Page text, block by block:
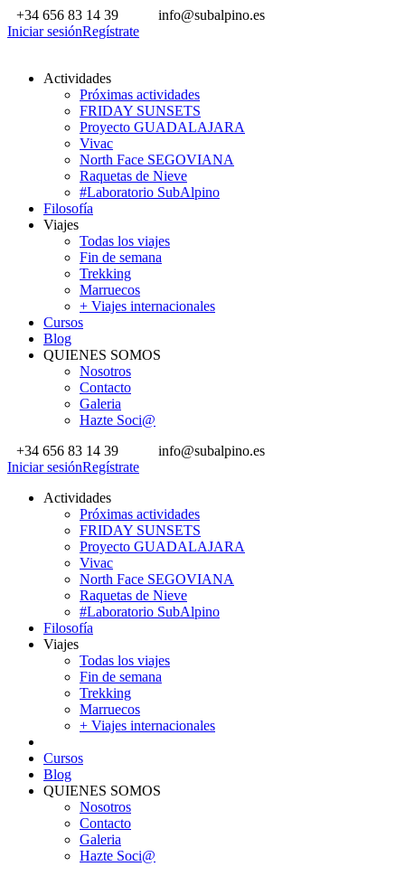
+34 656 83 14 39
info@subalpino.es
Iniciar sesiónRegístrate
Actividades
Próximas actividades
FRIDAY SUNSETS
Proyecto GUADALAJARA
Vivac
North Face SEGOVIANA
Raquetas de Nieve
#Laboratorio SubAlpino
Filosofía
Viajes
Todas los viajes
Fin de semana
Trekking
Marruecos
+ Viajes internacionales
Cursos
Blog
QUIENES SOMOS
Nosotros
Contacto
Galeria
Hazte Soci@
+34 656 83 14 39
info@subalpino.es
Iniciar sesiónRegístrate
Actividades
Próximas actividades
FRIDAY SUNSETS
Proyecto GUADALAJARA
Vivac
North Face SEGOVIANA
Raquetas de Nieve
#Laboratorio SubAlpino
Filosofía
Viajes
Todas los viajes
Fin de semana
Trekking
Marruecos
+ Viajes internacionales
Cursos
Blog
QUIENES SOMOS
Nosotros
Contacto
Galeria
Hazte Soci@